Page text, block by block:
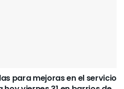
para mejoras en el servicio